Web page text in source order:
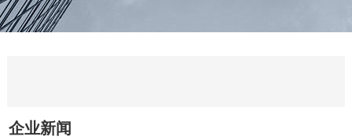
企业新闻